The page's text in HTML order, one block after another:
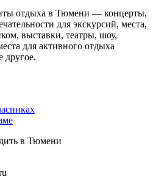
отдыха в Тюмени — концерты,
для экскурсий, места,
выставки, театры, шоу,
для активного отдыха
другое.
в Тюмени